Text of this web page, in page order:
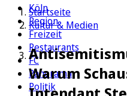
Köln
Region
Freizeit
Restaurants
FC
Panorama
Politik
Startseite
Kultur & Medien
Warum